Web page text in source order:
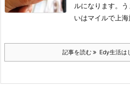
ルになります。
いはマイルで上海
記事を読む Edy生活は